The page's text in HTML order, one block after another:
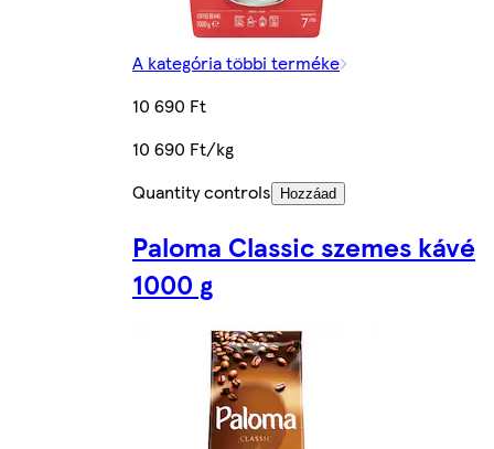
A kategória többi terméke
10 690 Ft
10 690 Ft/kg
Quantity controls
Hozzáad
Paloma Classic szemes kávé
1000 g